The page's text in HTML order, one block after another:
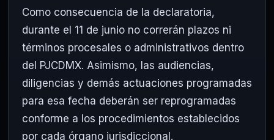
Como consecuencia de la declaratoria,
durante el 11 de junio no correrán plazos ni
términos procesales o administrativos dentro
del PJCDMX. Asimismo, las audiencias,
diligencias y demás actuaciones programadas
para esa fecha deberán ser reprogramadas
conforme a los procedimientos establecidos
por cada órgano jurisdiccional.